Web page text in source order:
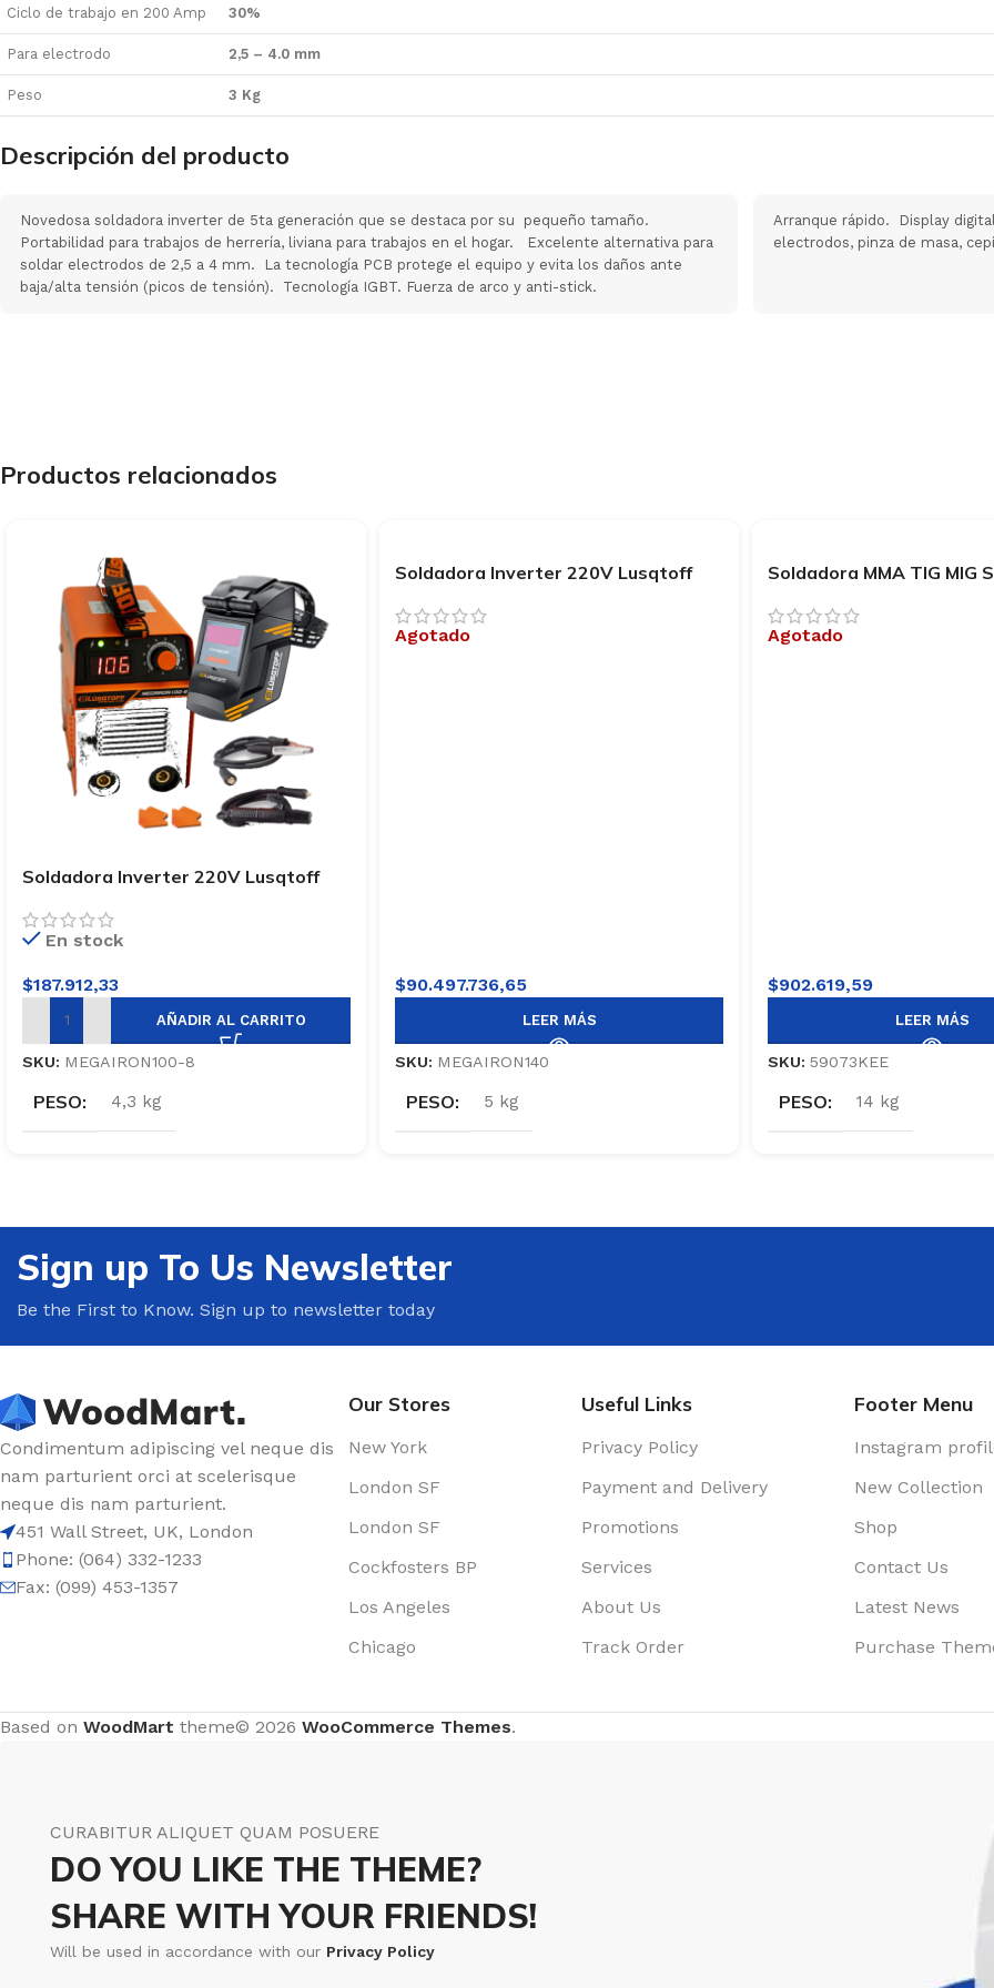
Ciclo de trabajo en 200 Amp 30%
Para electrodo 2,5 – 4.0 mm
Peso 3 Kg
Descripción del producto
Novedosa soldadora inverter de 5ta generación que se destaca por su pequeño tamaño.
Portabilidad para trabajos de herrería, liviana para trabajos en el hogar. Excelente alternativa para
soldar electrodos de 2,5 a 4 mm. La tecnología PCB protege el equipo y evita los daños ante
baja/alta tensión (picos de tensión). Tecnología IGBT. Fuerza de arco y anti-stick.
Arranque rápido. Display
electrodos, pinza de masa,
Productos relacionados
Soldadora Inverter 220V Lusqtoff
En stock
$187.912,33
AÑADIR AL CARRITO
SKU: MEGAIRON100-8
PESO 4,3 kg
Soldadora Inverter 220V Lusqtoff
Agotado
$90.497.736,65
LEER MÁS
SKU: MEGAIRON140
PESO 5 kg
Soldadora MMA TIG MIG
Agotado
$902.619,59
LEER MÁS
SKU: 59073KEE
PESO 14 kg
Sign up To Us Newsletter
Be the First to Know. Sign up to newsletter today
Condimentum adipiscing vel neque dis
nam parturient orci at scelerisque
neque dis nam parturient.
451 Wall Street, UK, London
Phone: (064) 332-1233
Fax: (099) 453-1357
Our Stores
New York
London SF
London SF
Cockfosters BP
Los Angeles
Chicago
Useful Links
Privacy Policy
Payment and Delivery
Promotions
Services
About Us
Track Order
Footer Menu
Instagram
New Collection
Shop
Contact Us
Latest News
Purchase
Based on WoodMart theme© 2026 WooCommerce Themes.
CURABITUR ALIQUET QUAM POSUERE
DO YOU LIKE THE THEME?
SHARE WITH YOUR FRIENDS!
Will be used in accordance with our Privacy Policy